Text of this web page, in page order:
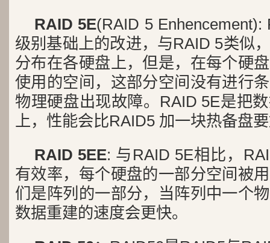
RAID 5E(RAID 5
级别基础上的改进，与RAID 5类似
分布在各硬盘上，但是，在每个硬
使用的空间，这部分空间没有进行
物理硬盘出现故障。RAID 5E是把
上，性能会比RAID5 加一块热备盘
RAID 5EE: 与RAID 5E相比，
有效率，每个硬盘的一部分空间被
们是阵列的一部分，当阵列中一个
数据重建的速度会更快。